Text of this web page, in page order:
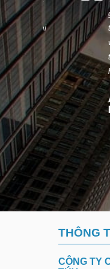
chi
giám
trình thi
vấn đề
thời.
hơn
ANH
BÌNH
THÔNG
CÔNG TY